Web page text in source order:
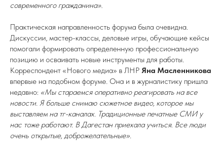
современного гражданина».
Практическая направленность форума была очевидна.
Дискуссии, мастер-классы, деловые игры, обучающие кейсы
помогали формировать определенную профессиональную
позицию и осваивать новые инструменты для работы.
Корреспондент «Нового медиа» в ЛНР Яна Масленникова
впервые на подобном форуме. Она и в журналистику пришла
недавно: «Мы стараемся оперативно реагировать на все
новости. Я больше снимаю сюжетное видео, которое мы
выставляем на тг-каналах. Традиционные печатные СМИ у
нас тоже работают. В Дагестан приехала учиться. Все люди
очень открытые, доброжелательные».